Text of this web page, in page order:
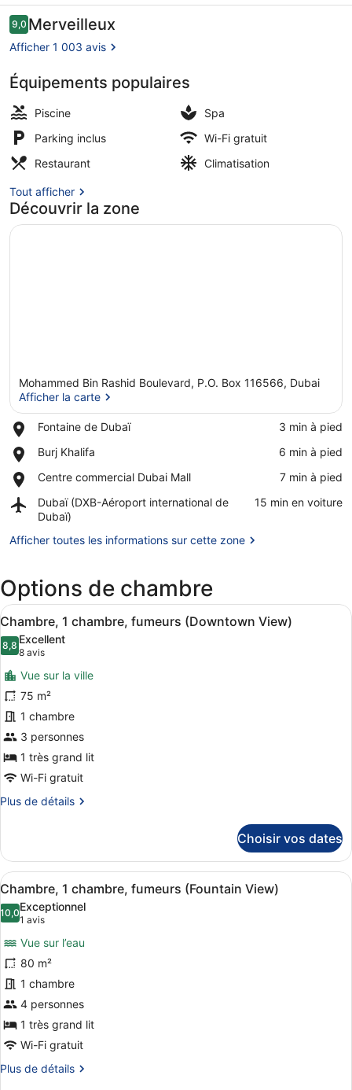
Downtown
Dubai
Détail de l’extérieur
Avis
voyageurs
9,09,0 sur 10
Merveilleux
Afficher 1 003 avis
Équipements populaires
Piscine
Spa
Parking inclus
Wi-Fi gratuit
Restaurant
Climatisation
Tout afficher
Découvrir la zone
Mohammed Bin Rashid Boulevard, P.O. Box 116566, Dubai
Afficher la carte
Fontaine de Dubaï
Place,
de
‪3 min à pied‬
Burj Khalifa
Place,
Khalifa
‪6 min à pied‬
Centre commercial Dubai Mall
Place,
commercial
Dubai
‪7 min à pied‬
Dubaï (DXB-Aéroport international de
Dubaï)
Airport,
Dubaï
Aéroport
Dubaï)
‪15 min en voiture‬
Afficher toutes les informations sur cette zone
Options de chambre
Afficher
toutes
les
photos
pour
ce
type
de
chambre :
Chambre,
1
chambre,
(Downtown
View)
Une chambre d’hôtel avec un
6
Chambre, 1 chambre, fumeurs (Downtown View)
8,88,8 sur 10
Excellent
8 avis
(8 avis)
Vue sur la ville
75 m²
1 chambre
3 personnes
1 très grand lit
Wi-Fi gratuit
Plus de détails
Plus
le
type
de
chambre
Chambre,
chambre,
fumeurs
(Downtown
View)
Choisir vos dates
Afficher
toutes
les
photos
pour
ce
type
de
chambre :
Chambre,
1
chambre,
Literie hypoallergénique, couette
8
Chambre, 1 chambre, fumeurs (Fountain View)
10,010,0 sur 10
Exceptionnel
1 avis
(1 avis)
Vue sur l’eau
80 m²
1 chambre
4 personnes
1 très grand lit
Wi-Fi gratuit
Plus de détails
Plus